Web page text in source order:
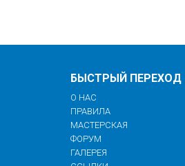
БЫСТРЫЙ ПЕРЕХОД
О НАС
ПРАВИЛА
МАСТЕРСКАЯ
ФОРУМ
ГАЛЕРЕЯ